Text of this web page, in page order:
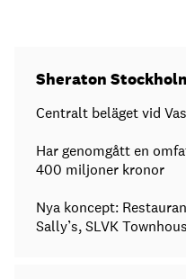
Sheraton
Centralt beläget vid
Har genomgått en
400 miljoner kronor
Nya koncept:
Sally’s, SLVK